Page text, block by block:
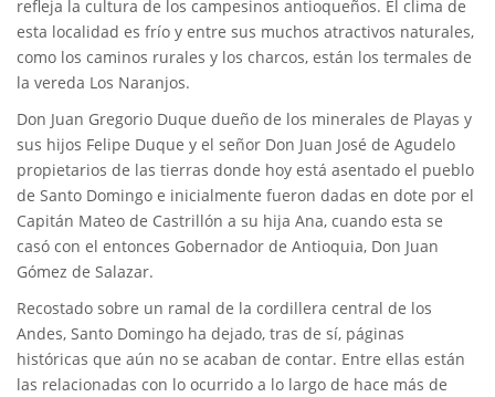
refleja la cultura de los campesinos antioqueños. El clima de
esta localidad es frío y entre sus muchos atractivos naturales,
como los caminos rurales y los charcos, están los termales de
la vereda Los Naranjos.
Don Juan Gregorio Duque dueño de los minerales de Playas y
sus hijos Felipe Duque y el señor Don Juan José de Agudelo
propietarios de las tierras donde hoy está asentado el pueblo
de Santo Domingo e inicialmente fueron dadas en dote por el
Capitán Mateo de Castrillón a su hija Ana, cuando esta se
casó con el entonces Gobernador de Antioquia, Don Juan
Gómez de Salazar.
Recostado sobre un ramal de la cordillera central de los
Andes, Santo Domingo ha dejado, tras de sí, páginas
históricas que aún no se acaban de contar. Entre ellas están
las relacionadas con lo ocurrido a lo largo de hace más de